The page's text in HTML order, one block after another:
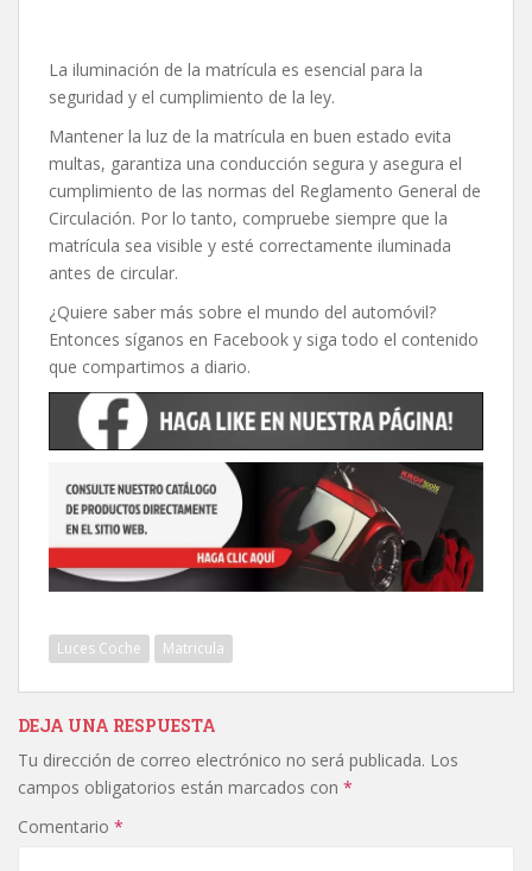
La iluminación de la matrícula es esencial para la
seguridad y el cumplimiento de la ley.
Mantener la luz de la matrícula en buen estado evita
multas, garantiza una conducción segura y asegura el
cumplimiento de las normas del Reglamento General de
Circulación. Por lo tanto, compruebe siempre que la
matrícula sea visible y esté correctamente iluminada
antes de circular.
¿Quiere saber más sobre el mundo del automóvil?
Entonces síganos en Facebook y siga todo el contenido
que compartimos a diario.
Luces Coche Matricula
DEJA UNA RESPUESTA
Tu dirección de correo electrónico no será publicada. Los
campos obligatorios están marcados con *
Comentario *